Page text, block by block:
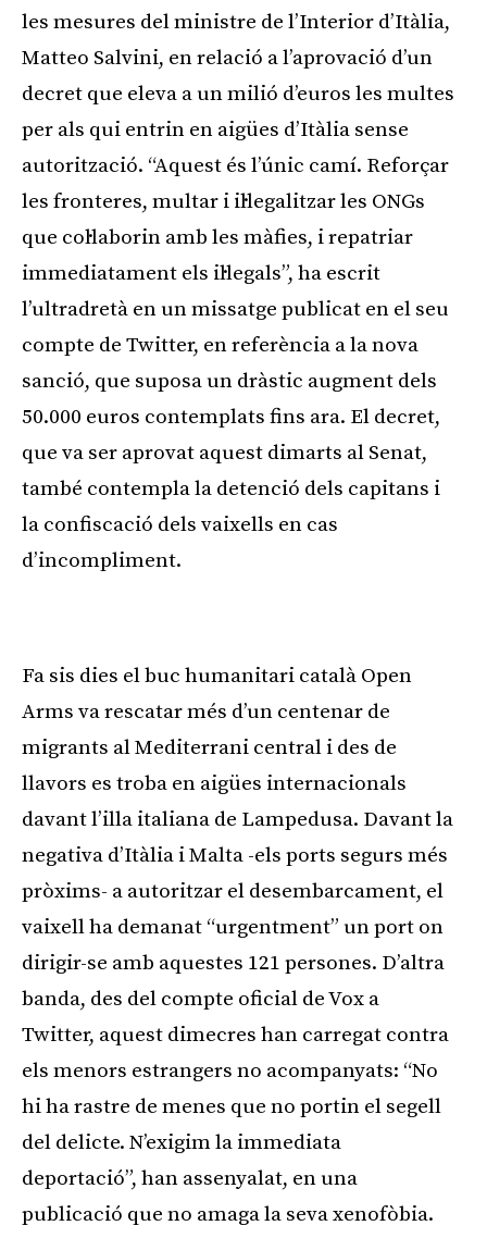
les mesures del ministre de l’Interior d’Itàlia,
Matteo Salvini, en relació a l’aprovació d’un
decret que eleva a un milió d’euros les multes
per als qui entrin en aigües d’Itàlia sense
autorització. “Aquest és l’únic camí. Reforçar
les fronteres, multar i il·legalitzar les ONGs
que col·laborin amb les màfies, i repatriar
immediatament els il·legals”, ha escrit
l’ultradretà en un missatge publicat en el seu
compte de Twitter, en referència a la nova
sanció, que suposa un dràstic augment dels
50.000 euros contemplats fins ara. El decret,
que va ser aprovat aquest dimarts al Senat,
també contempla la detenció dels capitans i
la confiscació dels vaixells en cas
d’incompliment.
Fa sis dies el buc humanitari català Open
Arms va rescatar més d’un centenar de
migrants al Mediterrani central i des de
llavors es troba en aigües internacionals
davant l’illa italiana de Lampedusa. Davant la
negativa d’Itàlia i Malta -els ports segurs més
pròxims- a autoritzar el desembarcament, el
vaixell ha demanat “urgentment” un port on
dirigir-se amb aquestes 121 persones. D’altra
banda, des del compte oficial de Vox a
Twitter, aquest dimecres han carregat contra
els menors estrangers no acompanyats: “No
hi ha rastre de menes que no portin el segell
del delicte. N’exigim la immediata
deportació”, han assenyalat, en una
publicació que no amaga la seva xenofòbia.